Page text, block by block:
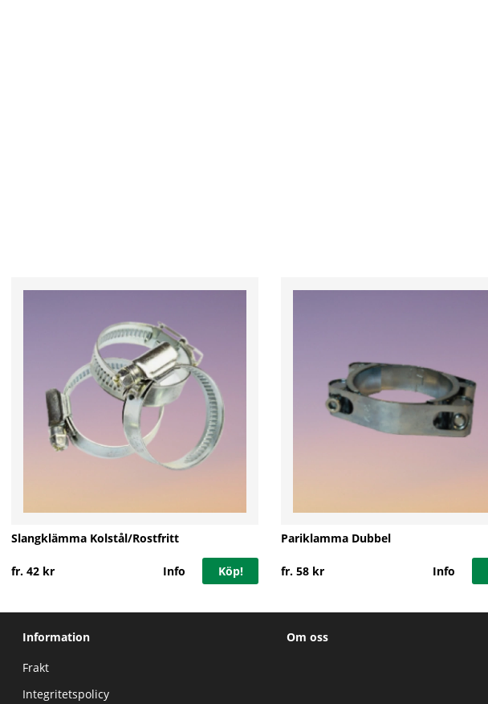
Slangklämma Kolstål/Rostfritt
fr. 42 kr Köp!
Info
Pariklamma Dubbel
fr. 58 kr Info
Information
Frakt
Integritetspolicy
Om oss